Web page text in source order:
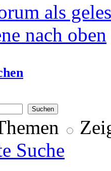
als
nach oben
Suche